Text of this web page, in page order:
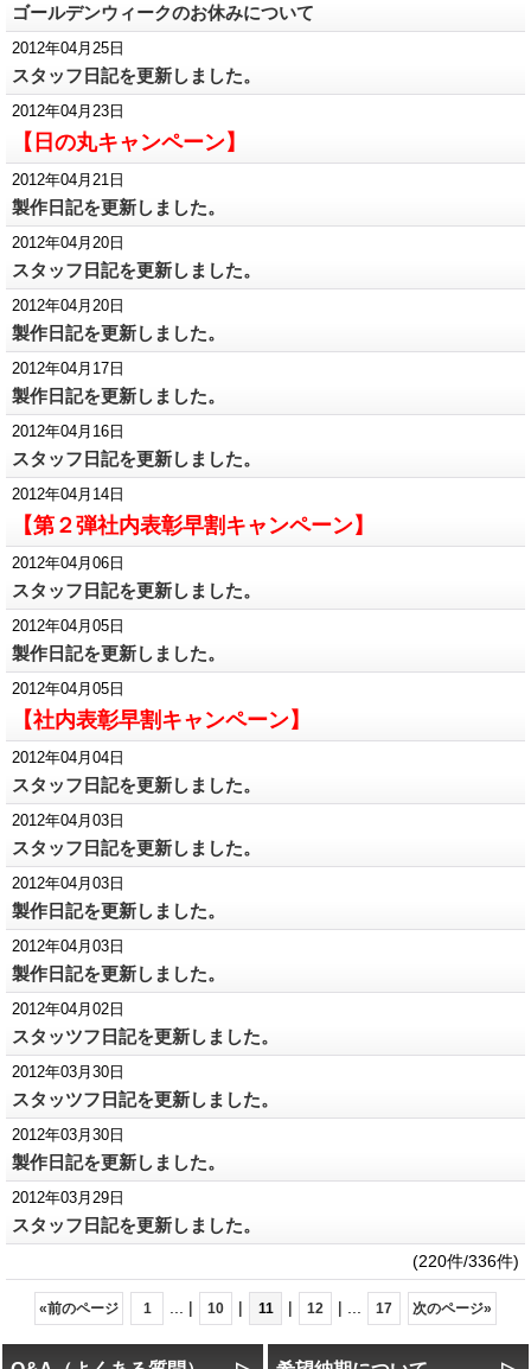
ゴールデンウィークのお休みについて
2012年04月25日
スタッフ日記を更新しました。
2012年04月23日
【日の丸キャンペーン】
2012年04月21日
製作日記を更新しました。
2012年04月20日
スタッフ日記を更新しました。
2012年04月20日
製作日記を更新しました。
2012年04月17日
製作日記を更新しました。
2012年04月16日
スタッフ日記を更新しました。
2012年04月14日
【第２弾社内表彰早割キャンペーン】
2012年04月06日
スタッフ日記を更新しました。
2012年04月05日
製作日記を更新しました。
2012年04月05日
【社内表彰早割キャンペーン】
2012年04月04日
スタッフ日記を更新しました。
2012年04月03日
スタッフ日記を更新しました。
2012年04月03日
製作日記を更新しました。
2012年04月03日
製作日記を更新しました。
2012年04月02日
スタッツフ日記を更新しました。
2012年03月30日
スタッツフ日記を更新しました。
2012年03月30日
製作日記を更新しました。
2012年03月29日
スタッフ日記を更新しました。
(220件/336件)
«前のページ 1 | 10 | 11 | 12 | 17 次のページ»